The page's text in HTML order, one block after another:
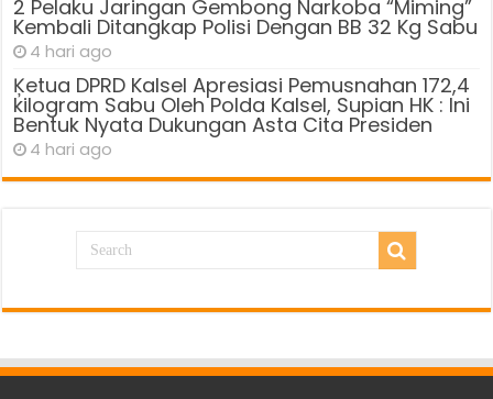
2 Pelaku Jaringan Gembong Narkoba “Miming”
Kembali Ditangkap Polisi Dengan BB 32 Kg Sabu
4 hari ago
Ķetua DPRD Kalsel Apresiasi Pemusnahan 172,4
kilogram Sabu Oleh Polda Kalsel, Supian HK : Ini
Bentuk Nyata Dukungan Asta Cita Presiden
4 hari ago